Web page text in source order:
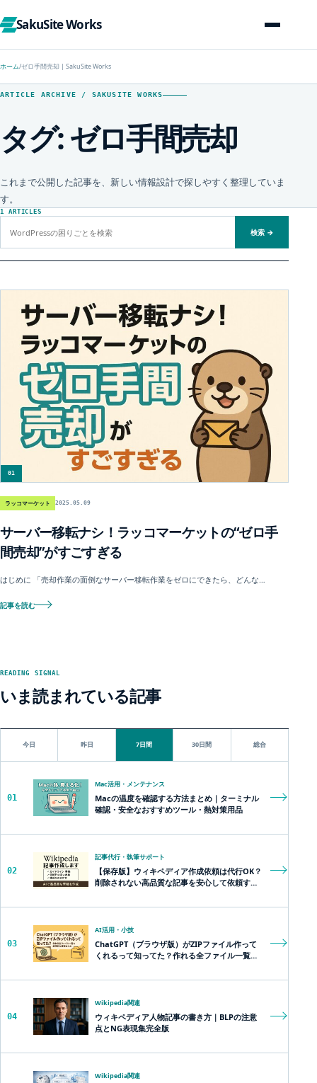
SakuSite Works
ホーム/ゼロ手間売却 | SakuSite Works
ARTICLE ARCHIVE / SAKUSITE WORKS
タグ:ゼロ手間売却
これまで公開した記事を、新しい情報設計で探しやすく整理していま
す。
1 ARTICLES
検索 →
01
ラッコマーケット 2025.05.09
サーバー移転ナシ！ラッコマーケットの“ゼロ手
間売却”がすごすぎる
はじめに 「売却作業の面倒なサーバー移転作業をゼロにできたら、どんな…
記事を読む
READING SIGNAL
いま読まれている記事
今日 昨日 7日間 30日間 総合
01
Mac活用・メンテナンス
Macの温度を確認する方法まとめ｜ターミナル
確認・安全なおすすめツール・熱対策用品
02
記事代行・執筆サポート
【保存版】ウィキペディア作成依頼は代行OK？
削除されない高品質な記事を安心して依頼する
03
AI活用・小技
ChatGPT（ブラウザ版）がZIPファイル作って
くれるって知ってた？作れる全ファイル一覧＆
04
Wikipedia関連
ウィキペディア人物記事の書き方｜BLPの注意
点とNG表現集完全版
Wikipedia関連